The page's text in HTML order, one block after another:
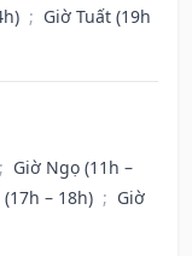
; Giờ Tuất (19h
; Giờ Ngọ (11h –
– 18h) ; Giờ